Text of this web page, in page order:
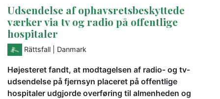
Udsendelse af ophavsretsbeskyttede
værker via tv og radio på offentlige
hospitaler
Rättsfall | Danmark
Højesteret fandt, at modtagelsen af radio- og tv-
udsendelse på fjernsyn placeret på offentlige
hospitaler udgjorde overføring til almenheden og